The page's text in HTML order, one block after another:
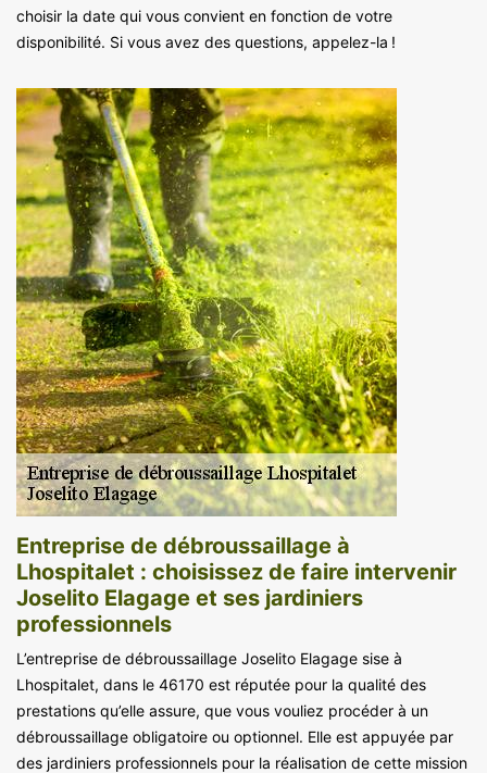
choisir la date qui vous convient en fonction de votre
disponibilité. Si vous avez des questions, appelez-la !
Entreprise de débroussaillage à
Lhospitalet : choisissez de faire intervenir
Joselito Elagage et ses jardiniers
professionnels
L’entreprise de débroussaillage Joselito Elagage sise à
Lhospitalet, dans le 46170 est réputée pour la qualité des
prestations qu’elle assure, que vous vouliez procéder à un
débroussaillage obligatoire ou optionnel. Elle est appuyée par
des jardiniers professionnels pour la réalisation de cette mission